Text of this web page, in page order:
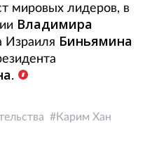
мировых лидеров, в
Владимира
Израиля Биньямина
.
Карим Хан